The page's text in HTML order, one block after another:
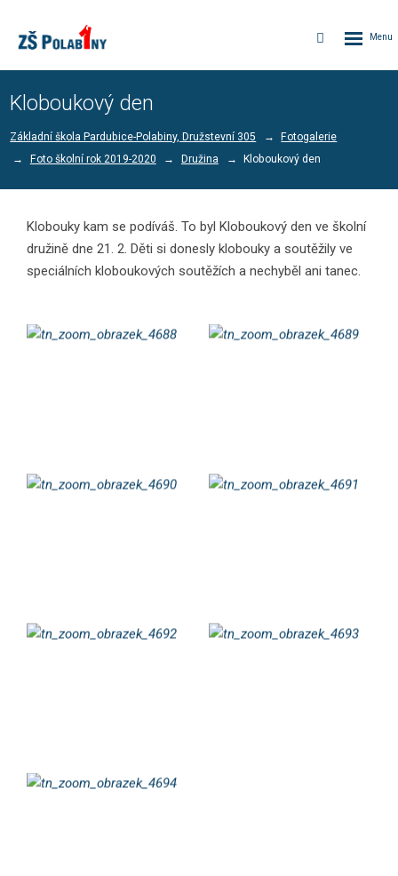
Vyhledávání
Kloboukový den
Základní škola Pardubice-Polabiny, Družstevní 305
Fotogalerie
Foto školní rok 2019-2020
Družina Kloboukový den
Klobouky kam se podíváš. To byl Kloboukový den ve školní
družině dne 21. 2. Děti si donesly klobouky a soutěžily ve
speciálních kloboukových soutěžích a nechyběl ani tanec.